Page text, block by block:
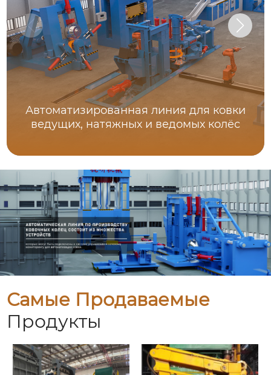
Автоматизированная линия для ковки
ведущих, натяжных и ведомых колёс
Самые Продаваемые
Продукты